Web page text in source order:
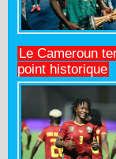
Le Cameroun
point historique